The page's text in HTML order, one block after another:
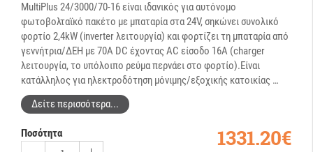
MultiPlus 24/3000/70-16 είναι ιδανικός για αυτόνομο
φωτοβολταϊκό πακέτο με μπαταρία στα 24V, σηκώνει συνολικό
φορτίο 2,4kW (inverter λειτουργία) και φορτίζει τη μπαταρία από
γεννήτρια/ΔΕΗ με 70A DC έχοντας AC είσοδο 16Α (charger
λειτουργία, το υπόλοιπο ρεύμα περνάει στο φορτίο).Είναι
κατάλληλος για ηλεκτροδότηση μόνιμης/εξοχικής κατοικίας …
Δείτε περισσότερα...
1331.20€
Ποσότητα